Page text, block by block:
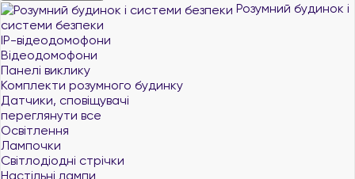
Розумний будинок і
системи безпеки
IP-відеодомофони
Відеодомофони
Панелі виклику
Комплекти розумного будинку
Датчики, сповіщувачі
переглянути все
Освітлення
Лампочки
Світлодіодні стрічки
Настільні лампи